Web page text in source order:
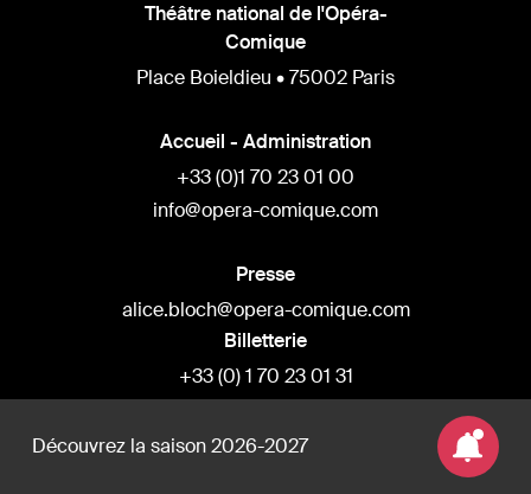
Découvrez la saison 2026-2027
Théâtre national de l'Opéra-
Comique
Place Boieldieu • 75002 Paris
Accueil - Administration
+33 (0)1 70 23 01 00
info@opera-comique.com
Presse
alice.bloch@opera-comique.com
Billetterie
+33 (0) 1 70 23 01 31